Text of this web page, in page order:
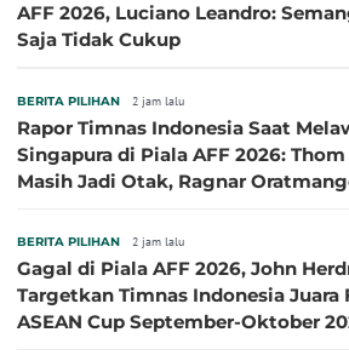
AFF 2026, Luciano Leandro:
Saja Tidak Cukup
BERITA PILIHAN 2 jam lalu
Rapor Timnas Indonesia Saat
Singapura di Piala AFF 2026: Thom
Masih Jadi Otak, Ragnar
BERITA PILIHAN 2 jam lalu
Gagal di Piala AFF 2026, John
Targetkan Timnas Indonesia Juara
ASEAN Cup September-Oktober